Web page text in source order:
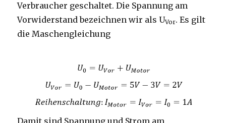
Verbraucher geschaltet. Die Spannung am
Vorwiderstand bezeichnen wir als UVor. Es gilt
die Maschengleichung
Damit sind Spannung und Strom am